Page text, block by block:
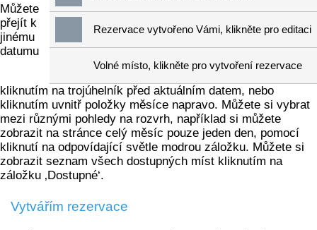
Rezervace vytvořeno Vámi, klikněte pro editaci
Volné místo, klikněte pro vytvoření rezervace
Můžete
přejít k
jinému
datumu
kliknutím na trojúhelník před aktuálním datem, nebo
kliknutím uvnitř položky měsíce napravo. Můžete si vybrat
mezi různými pohledy na rozvrh, například si můžete
zobrazit na stránce celý měsíc pouze jeden den, pomocí
kliknutí na odpovídající světle modrou záložku. Můžete si
zobrazit seznam všech dostupných míst kliknutím na
záložku ‚Dostupné‘.
Vytvářím rezervace